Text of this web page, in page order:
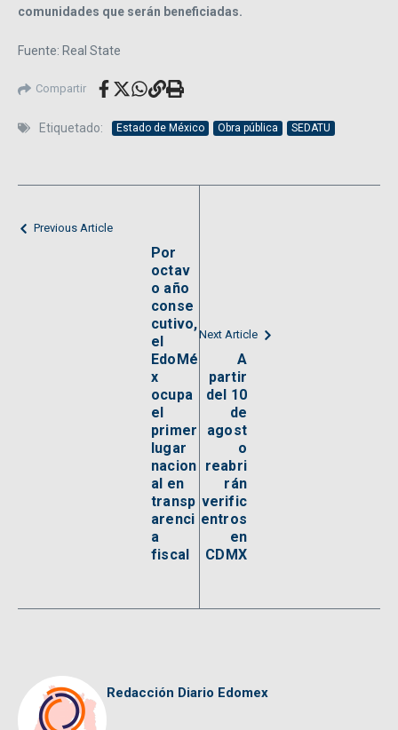
comunidades que serán beneficiadas.
Fuente: Real State
Compartir
Etiquetado: Estado de México Obra pública SEDATU
Previous Article
Por
octav
o año
conse
cutivo,
el
EdoMé
x
ocupa
el
primer
lugar
nacion
al en
transp
arenci
a
fiscal
Next Article
A
partir
del 10
de
agost
o
reabri
rán
verific
entros
en
CDMX
Redacción Diario Edomex